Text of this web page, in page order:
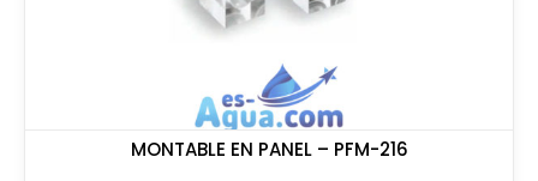
MONTABLE EN PANEL – PFM-216